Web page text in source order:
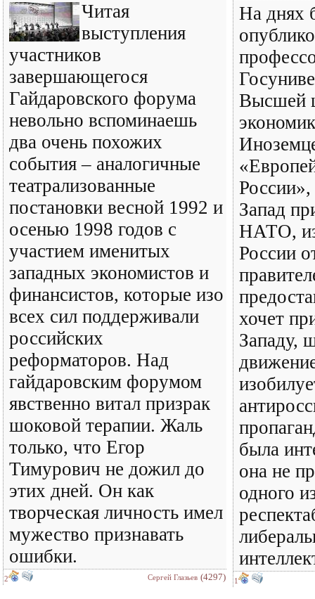
Читая
выступления
участников
завершающегося
Гайдаровского форума
невольно вспоминаешь
два очень похожих
события – аналогичные
театрализованные
постановки весной 1992 и
осенью 1998 годов с
участием именитых
западных экономистов и
финансистов, которые изо
всех сил поддерживали
российских
реформаторов. Над
гайдаровским форумом
явственно витал призрак
шоковой терапии. Жаль
только, что Егор
Тимурович не дожил до
этих дней. Он как
творческая личность имел
мужество признавать
ошибки.
2 Сергей Глазьев (4297)
На днях
Высшей
Запад
НАТО,
России
хочет
Западу,
была
она не
одного
1